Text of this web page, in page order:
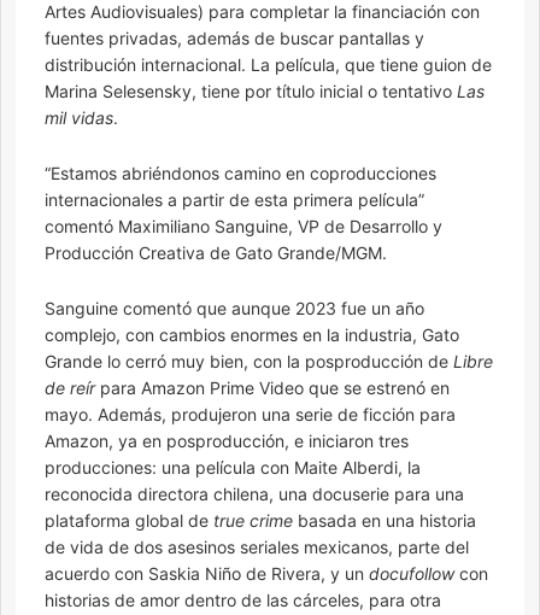
Artes Audiovisuales) para completar la financiación con
fuentes privadas, además de buscar pantallas y
distribución internacional. La película, que tiene guion de
Marina Selesensky, tiene por título inicial o tentativo Las
mil vidas.
“Estamos abriéndonos camino en coproducciones
internacionales a partir de esta primera película”
comentó Maximiliano Sanguine, VP de Desarrollo y
Producción Creativa de Gato Grande/MGM.
Sanguine comentó que aunque 2023 fue un año
complejo, con cambios enormes en la industria, Gato
Grande lo cerró muy bien, con la posproducción de Libre
de reír para Amazon Prime Video que se estrenó en
mayo. Además, produjeron una serie de ficción para
Amazon, ya en posproducción, e iniciaron tres
producciones: una película con Maite Alberdi, la
reconocida directora chilena, una docuserie para una
plataforma global de true crime basada en una historia
de vida de dos asesinos seriales mexicanos, parte del
acuerdo con Saskia Niño de Rivera, y un docufollowcon
historias de amor dentro de las cárceles, para otra